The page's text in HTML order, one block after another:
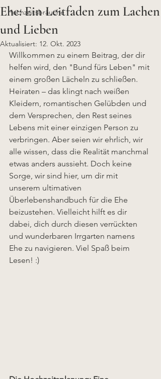
Hochzeitsbräuche
Ehe: Ein Leitfaden zum Lachen
und Lieben
Aktualisiert: 12. Okt. 2023
Willkommen zu einem Beitrag, der dir
helfen wird, den "Bund fürs Leben" mit
einem großen Lächeln zu schließen.
Heiraten – das klingt nach weißen
Kleidern, romantischen Gelübden und
dem Versprechen, den Rest seines
Lebens mit einer einzigen Person zu
verbringen. Aber seien wir ehrlich, wir
alle wissen, dass die Realität manchmal
etwas anders aussieht. Doch keine
Sorge, wir sind hier, um dir mit
unserem ultimativen
Überlebenshandbuch für die Ehe
beizustehen. Vielleicht hilft es dir
dabei, dich durch diesen verrückten
und wunderbaren Irrgarten namens
Ehe zu navigieren. Viel Spaß beim
Lesen! :)